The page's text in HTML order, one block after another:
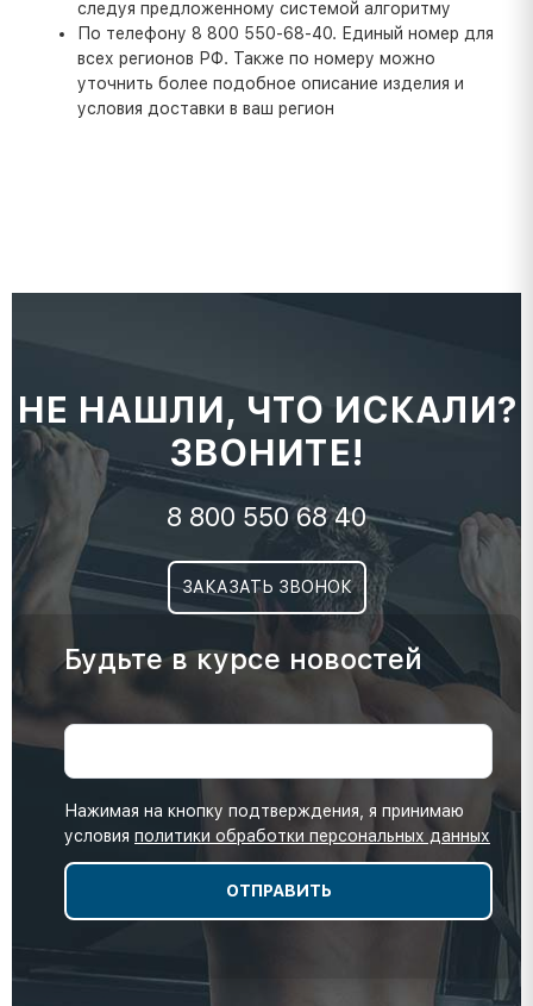
следуя предложенному системой алгоритму
По телефону 8 800 550-68-40. Единый номер для
всех регионов РФ. Также по номеру можно
уточнить более подобное описание изделия и
условия доставки в ваш регион
НЕ НАШЛИ, ЧТО ИСКАЛИ?
ЗВОНИТЕ!
8 800 550 68 40
ЗАКАЗАТЬ ЗВОНОК
Будьте в курсе новостей
Нажимая на кнопку подтверждения, я принимаю
условия политики обработки персональных данных